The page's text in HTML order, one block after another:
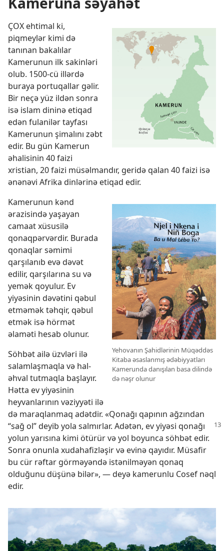
ÇOX ehtimal ki,
piqmeylər kimi də
tanınan bakalılar
Kamerunun ilk sakinləri
olub. 1500-cü illərdə
buraya portuqallar gəlir.
Bir neçə yüz ildən sonra
isə islam dininə etiqad
edən fulanilər tayfası
Kamerunun şimalını zəbt
edir. Bu gün Kamerun
əhalisinin 40 faizi
xristian, 20 faizi müsəlmandır, geridə qalan 40 faizi isə
ənənəvi Afrika dinlərinə etiqad edir.
Yehovanın Şahidlərinin Müqəddəs
Kitaba əsaslanmış ədəbiyyatları
Kamerunda danışılan basa dilində
də nəşr olunur
Kamerunun kənd
ərazisində yaşayan
camaat xüsusilə
qonaqpərvərdir. Burada
qonaqlar səmimi
qarşılanıb evə dəvət
edilir, qarşılarına su və
yemək qoyulur. Ev
yiyəsinin dəvətini qəbul
etməmək təhqir, qəbul
etmək isə hörmət
əlaməti hesab olunur.
Söhbət ailə üzvləri ilə
salamlaşmaqla və hal-
əhval tutmaqla başlayır.
Hətta ev yiyəsinin
heyvanlarının vəziyyəti ilə
də maraqlanmaq adətdir. «Qonağı qapının ağzından
“sağ ol” deyib yola salmırlar. Adətən, ev yiyəsi qonağı
yolun yarısına kimi ötürür və yol boyunca söhbət edir.
Sonra onunla xudahafizləşir və evinə qayıdır. Müsafir
bu cür rəftar görməyəndə istənilməyən qonaq
olduğunu düşünə bilər», — deyə kamerunlu Cosef nəql
edir.